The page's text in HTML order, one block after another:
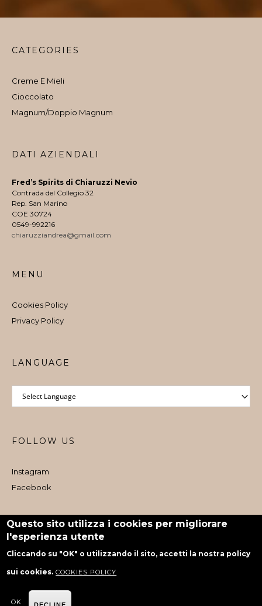
DATI AZIENDALI
Fred’s Spirits di Chiaruzzi Nevio
Contrada del Collegio 32
Rep. San Marino
COE 30724
0549-992216
chiaruzziandrea@gmail.com
CATEGORIES
Creme E Mieli
Cioccolato
Magnum/Doppio Magnum
FOLLOW US
Instagram
Facebook
LANGUAGE
MENU
Cookies Policy
Privacy Policy
Iscritto al Registro e-commerce al dettaglio nr. 1073 dal 06/08/2024
powered by Rubiko
Questo sito utilizza i cookies per migliorare
l'esperienza utente
Cliccando su "OK" o utilizzando il sito, accetti la nostra policy
sui cookies. COOKIES POLICY
OK